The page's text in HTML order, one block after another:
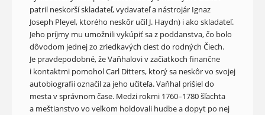
patril neskorší skladateľ, vydavateľ a nástrojár Ignaz
Joseph Pleyel, ktorého neskôr učil J. Haydn) i ako skladateľ.
Jeho príjmy mu umožnili vykúpiť sa z poddanstva, čo bolo
dôvodom jednej zo zriedkavých ciest do rodných Čiech.
Je pravdepodobné, že Vaňhalovi v začiatkoch finančne
i kontaktmi pomohol Carl Ditters, ktorý sa neskôr vo svojej
autobiografii označil za jeho učiteľa. Vaňhal prišiel do
mesta v správnom čase. Medzi rokmi 1760–1780 šľachta
a meštianstvo vo veľkom holdovali hudbe a dopyt po nej